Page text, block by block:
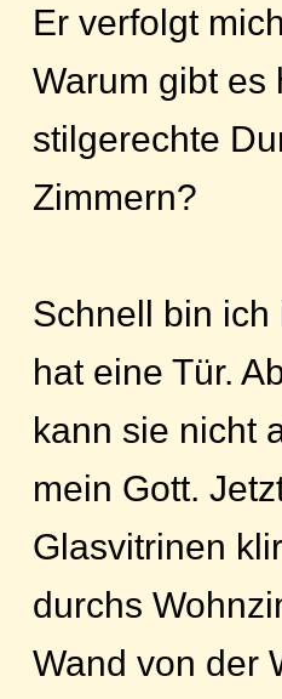
Er verfolgt
Warum gibt es
stilgerechte
Zimmern?
Schnell bin ich
hat eine Tür.
kann sie nicht
mein Gott.
Glasvitrinen
durchs
Wand von der